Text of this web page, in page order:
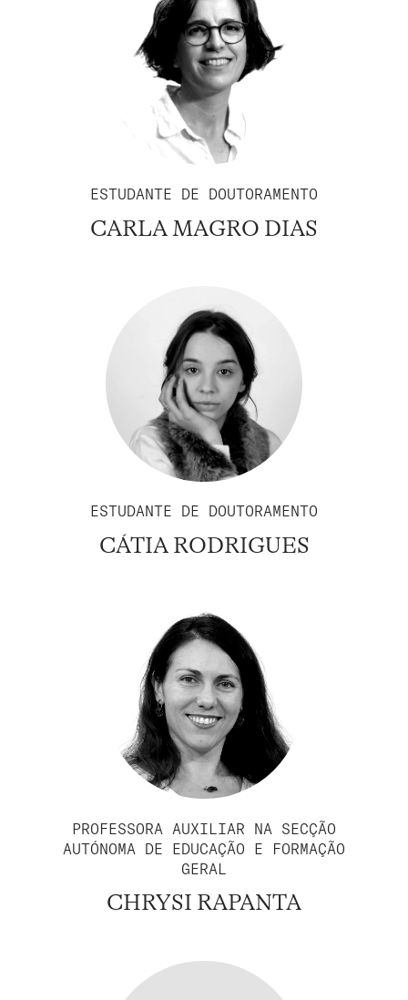
ESTUDANTE DE DOUTORAMENTO
CARLA MAGRO DIAS
ESTUDANTE DE DOUTORAMENTO
CÁTIA RODRIGUES
PROFESSORA AUXILIAR NA SECÇÃO
AUTÓNOMA DE EDUCAÇÃO E FORMAÇÃO
GERAL
CHRYSI RAPANTA